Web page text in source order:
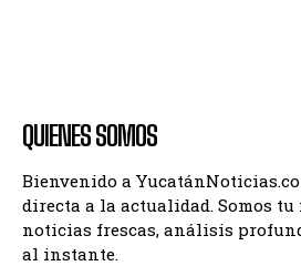
QUIENES SOMOS
Bienvenido a
directa a la actualidad. Somos
noticias frescas, análisis
al instante.